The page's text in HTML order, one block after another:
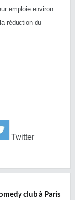
emploie environ
réduction du
Twitter
club à Paris